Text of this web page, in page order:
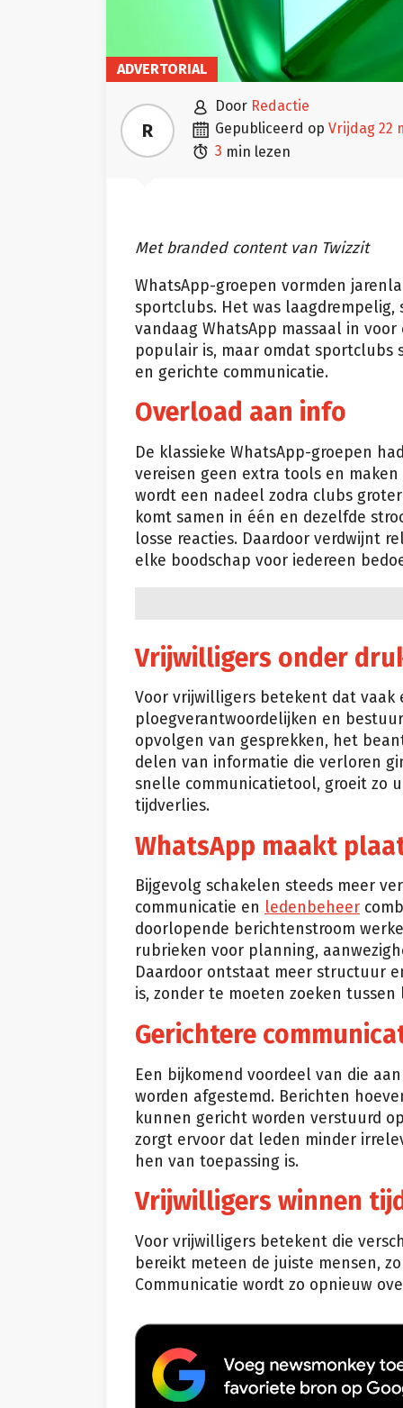
ADVERTORIAL
R
 door Redactie
 gepubliceerd op vrijdag 22
 3 min lezen
Met branded content van Twizzit
WhatsApp-groepen vormden
sportclubs. Het was
vandaag WhatsApp massaal in
populair is, maar omdat sportclubs
en gerichte communicatie.
Overload aan info
De klassieke WhatsApp-groepen
vereisen geen extra tools en
wordt een nadeel zodra clubs
komt samen in één en dezelfde
losse reacties. Daardoor verdwijnt
elke boodschap voor iedereen
Vrijwilligers onder
Voor vrijwilligers betekent dat vaak
ploegverantwoordelijken en
opvolgen van gesprekken, het
delen van informatie die verloren
snelle communicatietool, groeit zo
tijdverlies.
WhatsApp maakt
Bijgevolg schakelen steeds meer
communicatie en ledenbeheer
doorlopende berichtenstroom
rubrieken voor planning,
Daardoor ontstaat meer structuur
is, zonder te moeten zoeken
Gerichtere
Een bijkomend voordeel van die
worden afgestemd. Berichten
kunnen gericht worden verstuurd
zorgt ervoor dat leden minder
hen van toepassing is.
Vrijwilligers winnen
Voor vrijwilligers betekent die
bereikt meteen de juiste mensen,
Communicatie wordt zo opnieuw